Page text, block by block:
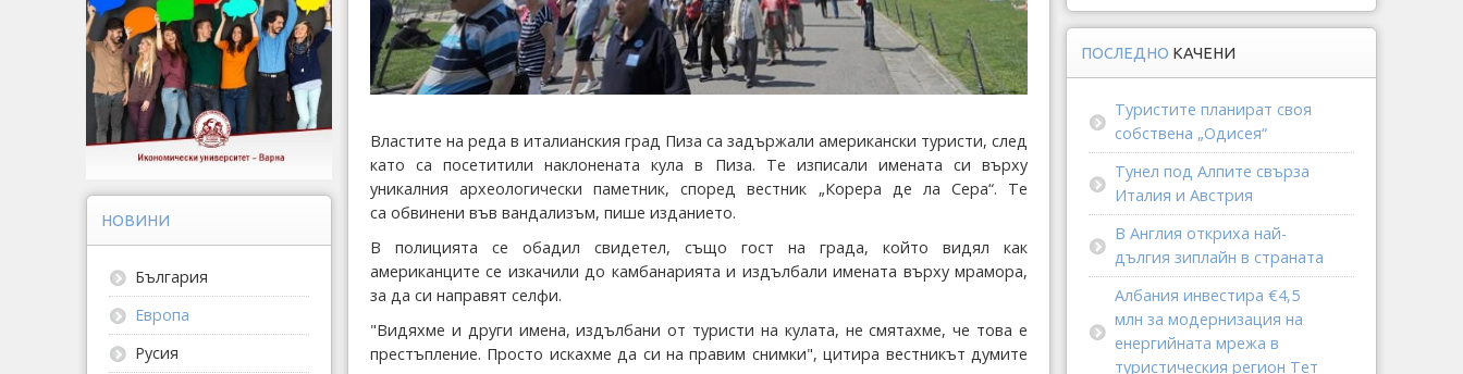
Властите на реда в италианския град Пиза са задържали американски туристи, след
като са посетитили наклонената кула в Пиза. Те изписали имената си върху
уникалния археологически паметник, според вестник „Корера де ла Сера“. Те
са обвинени във вандализъм, пише изданието.
В полицията се обадил свидетел, също гост на града, който видял как
американците се изкачили до камбанарията и издълбали имената върху мрамора,
за да си направят селфи.
"Видяхме и други имена, издълбани от туристи на кулата, не смятахме, че това е
престъпление. Просто искахме да си на правим снимки", цитира вестникът думите
НОВИНИ
България
Европа
Русия
ПОСЛЕДНО КАЧЕНИ
Туристите планират своя
собствена „Одисея“
Тунел под Алпите свърза
Италия и Австрия
В Англия откриха най-
дългия зиплайн в страната
Албания инвестира €4,5
млн за модернизация на
енергийната мрежа в
туристическия регион Тет